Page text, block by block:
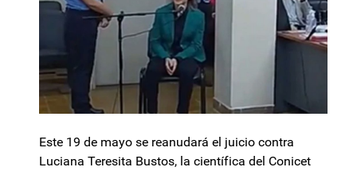
Este 19 de mayo se reanudará el juicio contra
Luciana Teresita Bustos, la científica del Conicet